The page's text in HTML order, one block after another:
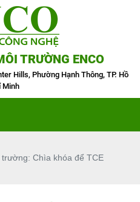
TRƯỜNG ENCO
Hills, Phường Hạnh Thông, TP. Hồ
Minh
Chìa khóa để TCE